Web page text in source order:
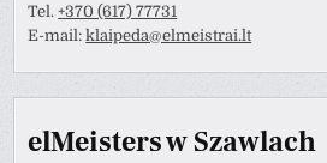
Tel.+370 (617) 77731
E-mail:klaipeda@elmeistrai.lt
elMeisters w Szawlach